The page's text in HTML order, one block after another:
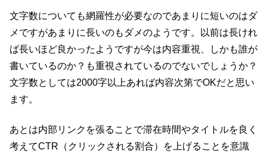
文字数についても網羅性が必要なのであまりに短いのはダ
メですがあまりに長いのもダメのようです。以前は長けれ
ば長いほど良かったようですが今は内容重視、しかも誰が
書いているのか？も重視されているのでないでしょうか？
文字数としては2000字以上あれば内容次第でOKだと思い
ます。
あとは内部リンクを張ることで滞在時間やタイトルを良く
考えてCTR（クリックされる割合）を上げることを意識